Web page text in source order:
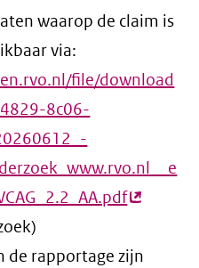
waarop de claim is
via:
file/download
8c06-
(externe
de rapportage zijn